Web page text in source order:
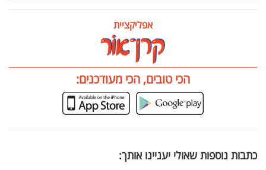
אפליקציית
הכי טובים, הכי מעודכנים:
כתבות נוספות שאולי יעניינו אותך: